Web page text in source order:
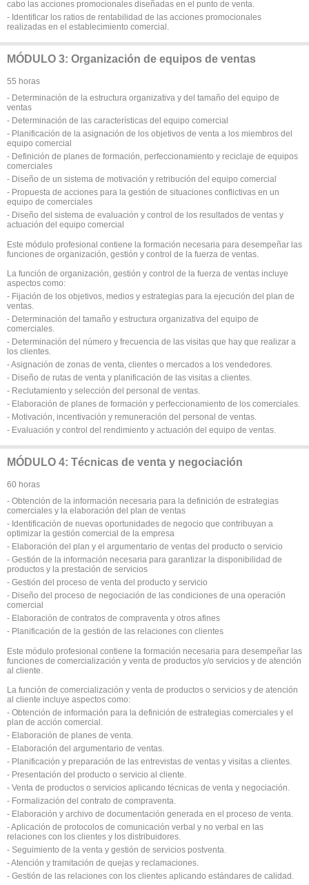
cabo las acciones promocionales diseñadas en el punto de venta.
- Identificar los ratios de rentabilidad de las acciones promocionales
realizadas en el establecimiento comercial.
MÓDULO 3: Organización de equipos de ventas
55 horas
- Determinación de la estructura organizativa y del tamaño del equipo de
ventas
- Determinación de las características del equipo comercial
- Planificación de la asignación de los objetivos de venta a los miembros del
equipo comercial
- Definición de planes de formación, perfeccionamiento y reciclaje de equipos
comerciales
- Diseño de un sistema de motivación y retribución del equipo comercial
- Propuesta de acciones para la gestión de situaciones conflictivas en un
equipo de comerciales
- Diseño del sistema de evaluación y control de los resultados de ventas y
actuación del equipo comercial
Este módulo profesional contiene la formación necesaria para desempeñar las
funciones de organización, gestión y control de la fuerza de ventas.
La función de organización, gestión y control de la fuerza de ventas incluye
aspectos como:
- Fijación de los objetivos, medios y estrategias para la ejecución del plan de
ventas.
- Determinación del tamaño y estructura organizativa del equipo de
comerciales.
- Determinación del número y frecuencia de las visitas que hay que realizar a
los clientes.
- Asignación de zonas de venta, clientes o mercados a los vendedores.
- Diseño de rutas de venta y planificación de las visitas a clientes.
- Reclutamiento y selección del personal de ventas.
- Elaboración de planes de formación y perfeccionamiento de los comerciales.
- Motivación, incentivación y remuneración del personal de ventas.
- Evaluación y control del rendimiento y actuación del equipo de ventas.
MÓDULO 4: Técnicas de venta y negociación
60 horas
- Obtención de la información necesaria para la definición de estrategias
comerciales y la elaboración del plan de ventas
- Identificación de nuevas oportunidades de negocio que contribuyan a
optimizar la gestión comercial de la empresa
- Elaboración del plan y el argumentario de ventas del producto o servicio
- Gestión de la información necesaria para garantizar la disponibilidad de
productos y la prestación de servicios
- Gestión del proceso de venta del producto y servicio
- Diseño del proceso de negociación de las condiciones de una operación
comercial
- Elaboración de contratos de compraventa y otros afines
- Planificación de la gestión de las relaciones con clientes
Este módulo profesional contiene la formación necesaria para desempeñar las
funciones de comercialización y venta de productos y/o servicios y de atención
al cliente.
La función de comercialización y venta de productos o servicios y de atención
al cliente incluye aspectos como:
- Obtención de información para la definición de estrategias comerciales y el
plan de acción comercial.
- Elaboración de planes de venta.
- Elaboración del argumentario de ventas.
- Planificación y preparación de las entrevistas de ventas y visitas a clientes.
- Presentación del producto o servicio al cliente.
- Venta de productos o servicios aplicando técnicas de venta y negociación.
- Formalización del contrato de compraventa.
- Elaboración y archivo de documentación generada en el proceso de venta.
- Aplicación de protocolos de comunicación verbal y no verbal en las
relaciones con los clientes y los distribuidores.
- Seguimiento de la venta y gestión de servicios postventa.
- Atención y tramitación de quejas y reclamaciones.
- Gestión de las relaciones con los clientes aplicando estándares de calidad.